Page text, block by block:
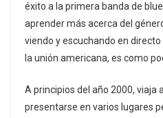
éxito a la primera banda de
aprender más acerca del
viendo y escuchando en
la unión americana, es como
A principios del año 2000, viaja
presentarse en varios lugares